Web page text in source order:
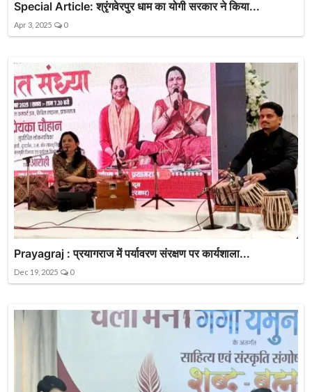
Special Article: श्रृंगवेरपुर धाम का योगी सरकार ने किया...
Apr 3, 2025 0
Prayagraj : प्रयागराज में पर्यावरण संरक्षण पर कार्यशाला...
Dec 19, 2025 0